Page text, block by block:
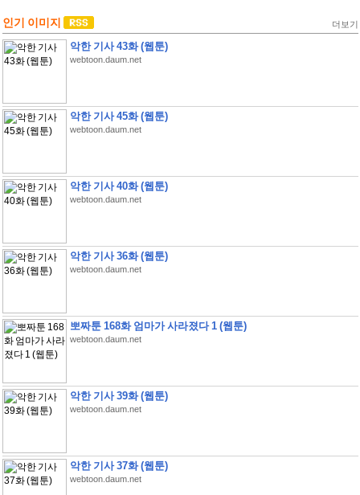
인기 이미지 더보기
악한 기사 43화 (웹툰)
webtoon.daum.net
악한 기사 45화 (웹툰)
webtoon.daum.net
악한 기사 40화 (웹툰)
webtoon.daum.net
악한 기사 36화 (웹툰)
webtoon.daum.net
뽀짜툰 168화 엄마가 사라졌다 1 (웹툰)
webtoon.daum.net
악한 기사 39화 (웹툰)
webtoon.daum.net
악한 기사 37화 (웹툰)
webtoon.daum.net